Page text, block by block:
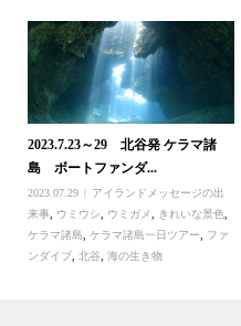
2023.7.23～29 北谷発 ケラマ諸
島 ボートファンダ...
2023.07.29
アイランドメッセージの出
来事, ウミウシ ウミガメ きれいな景色
ケラマ諸島
ケラマ諸島一日ツアー
ファ
ンダイブ, 北谷, 海の生き物